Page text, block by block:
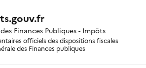
Finances Publiques - Impôts
officiels des dispositions fiscales
des Finances publiques